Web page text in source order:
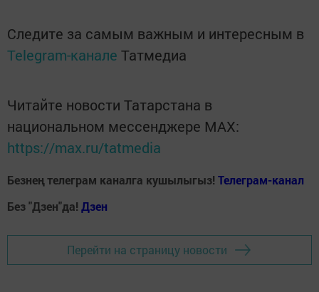
Следите за самым важным и интересным в
Telegram-канале Татмедиа
Читайте новости Татарстана в
национальном мессенджере MАХ:
https://max.ru/tatmedia
Безнең телеграм каналга кушылыгыз! Телеграм-канал
Без "Дзен"да! Дзен
Перейти на страницу новости